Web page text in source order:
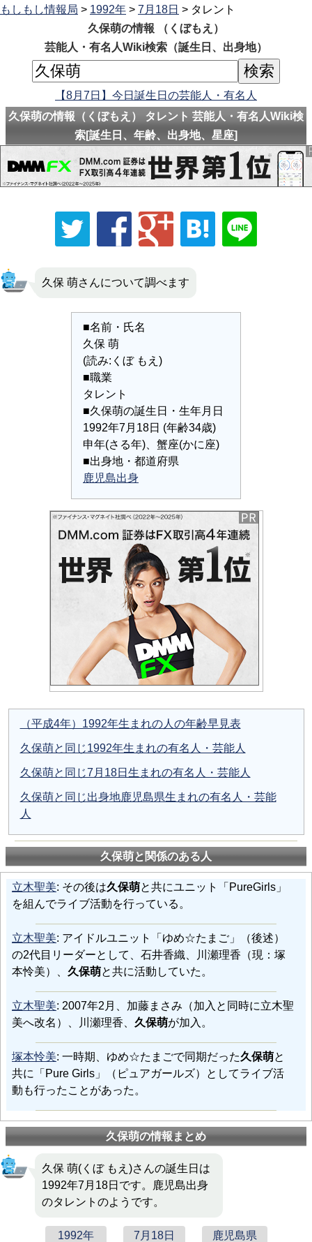
もしもし情報局 > 1992年 > 7月18日 > タレント
久保萌の情報 （くぼもえ）
芸能人・有名人Wiki検索（誕生日、出身地）
【8月7日】今日誕生日の芸能人・有名人
久保萌の情報（くぼもえ） タレント 芸能人・有名人Wiki検
索[誕生日、年齢、出身地、星座]
久保 萌さんについて調べます
■名前・氏名
久保 萌
(読み:くぼ もえ)
■職業
タレント
■久保萌の誕生日・生年月日
1992年7月18日 (年齢34歳)
申年(さる年)、蟹座(かに座)
■出身地・都道府県
鹿児島出身
（平成4年）1992年生まれの人の年齢早見表
久保萌と同じ1992年生まれの有名人・芸能人
久保萌と同じ7月18日生まれの有名人・芸能人
久保萌と同じ出身地鹿児島県生まれの有名人・芸能
人
久保萌と関係のある人
立木聖美: その後は久保萌と共にユニット「PureGirls」
を組んでライブ活動を行っている。
立木聖美: アイドルユニット「ゆめ☆たまご」（後述）
の2代目リーダーとして、石井香織、川瀬理香（現：塚
本怜美）、 久保萌と共に活動していた。
立木聖美: 2007年2月、加藤まさみ（加入と同時に立木聖
美へ改名）、川瀬理香、 久保萌が加入。
塚本怜美: 一時期、ゆめ☆たまごで同期だった久保萌と
共に「Pure Girls」（ピュアガールズ）としてライブ活
動も行ったことがあった。
久保萌の情報まとめ
久保 萌(くぼ もえ)さんの誕生日は
1992年7月18日です。鹿児島出身
のタレントのようです。
1992年
7月18日
鹿児島県